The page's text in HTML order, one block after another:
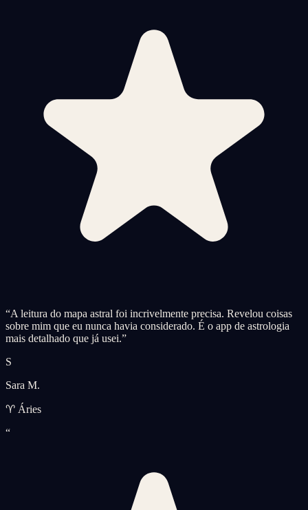
“A leitura do mapa astral foi incrivelmente precisa. Revelou coisas
sobre mim que eu nunca havia considerado. É o app de astrologia
mais detalhado que já usei.”
S
Sara M.
♈ Áries
“